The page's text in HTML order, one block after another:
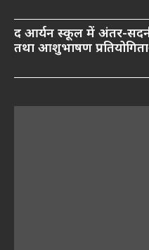
द आर्यन स्कूल में अंतर-
तथा आशुभाषण